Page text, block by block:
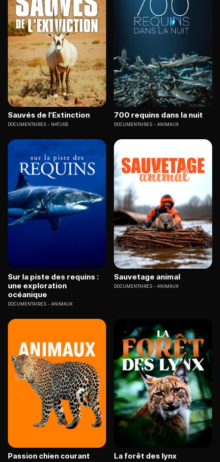
Sauvés de l'Extinction
DOCUMENTAIRES NATURE
700 requins dans la nuit
DOCUMENTAIRES ANIMAUX
Sur la piste des requins :
une exploration
océanique
DOCUMENTAIRES ANIMAUX
Sauvetage animal
DOCUMENTAIRES ANIMAUX
Passion chien courant La forêt des lynx